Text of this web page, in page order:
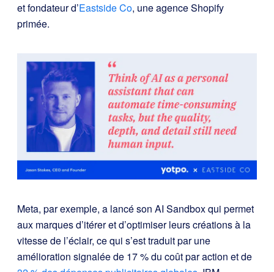
et fondateur d’Eastside Co, une agence Shopify
primée.
Meta, par exemple, a lancé son AI Sandbox qui permet
aux marques d’itérer et d’optimiser leurs créations à la
vitesse de l’éclair, ce qui s’est traduit par une
amélioration signalée de 17 % du coût par action et de